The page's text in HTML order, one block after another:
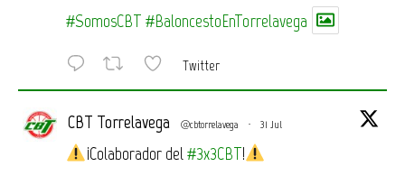
#SomosCBT #BaloncestoEnTorrelavega
Twitter
CBT Torrelavega @cbtorrelavega · 31 Jul
¡Colaborador del#3x3CBT!